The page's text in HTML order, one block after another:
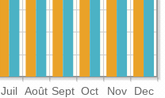
Juil Août Sept Oct Nov Dec